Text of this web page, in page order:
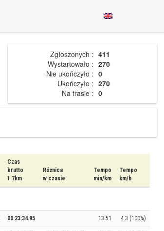
Zgłoszonych : 411
Wystartowało : 270
Nie ukończyło : 0
Ukończyło : 270
Na trasie : 0
Czas
brutto
1.7km
Różnica
w czasie
Tempo
min/km
Tempo
km/h
00:23:34.95 13:51 4.3 (100%)